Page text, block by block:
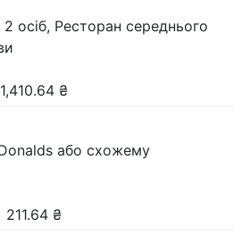
осіб, Ресторан середнього
1,410.64 ₴
або схожему
211.64 ₴